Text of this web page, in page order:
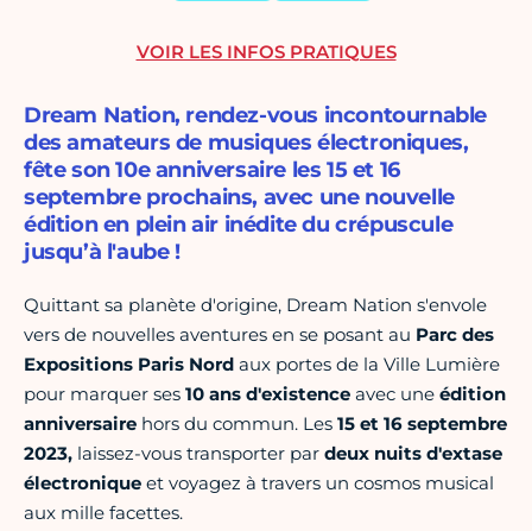
Dream Nation, rendez-vous incontournable
des amateurs de musiques électroniques,
fête son 10e anniversaire les 15 et 16
septembre prochains, avec une nouvelle
édition en plein air inédite du crépuscule
jusqu’à l'aube !
Quittant sa planète d'origine, Dream Nation s'envole
vers de nouvelles aventures en se posant au Parc des
Expositions Paris Nord aux portes de la Ville Lumière
pour marquer ses 10 ans d'existence avec une édition
anniversaire hors du commun. Les 15 et 16 septembre
2023, laissez-vous transporter par deux nuits d'extase
électronique et voyagez à travers un cosmos musical
aux mille facettes.
VOIR LES INFOS PRATIQUES